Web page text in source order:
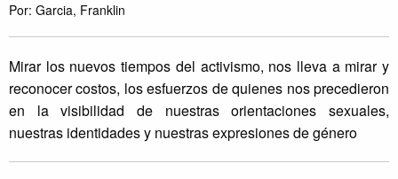
Por: Garcia, Franklin
Mirar los nuevos tiempos del activismo, nos lleva a mirar y
reconocer costos, los esfuerzos de quienes nos precedieron
en la visibilidad de nuestras orientaciones sexuales,
nuestras identidades y nuestras expresiones de género